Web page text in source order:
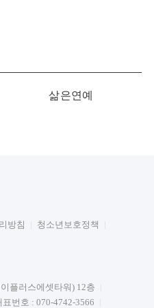
삶은연예
방침
청소년보호정책
플러스에셋타워) 12층
표번호 : 070-4742-3566